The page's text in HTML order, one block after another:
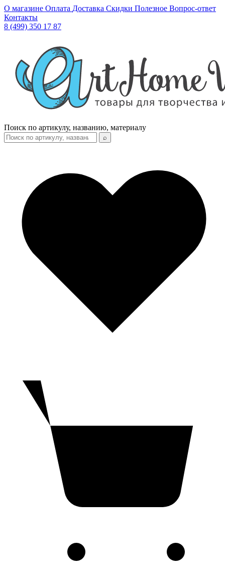
О магазине Оплата Доставка Скидки Полезное Вопрос-ответ
Контакты
8 (499) 350 17 87
Поиск по артикулу, названию, материалу
⌕